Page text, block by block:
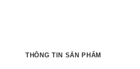
THÔNG TIN SẢN PHẨM